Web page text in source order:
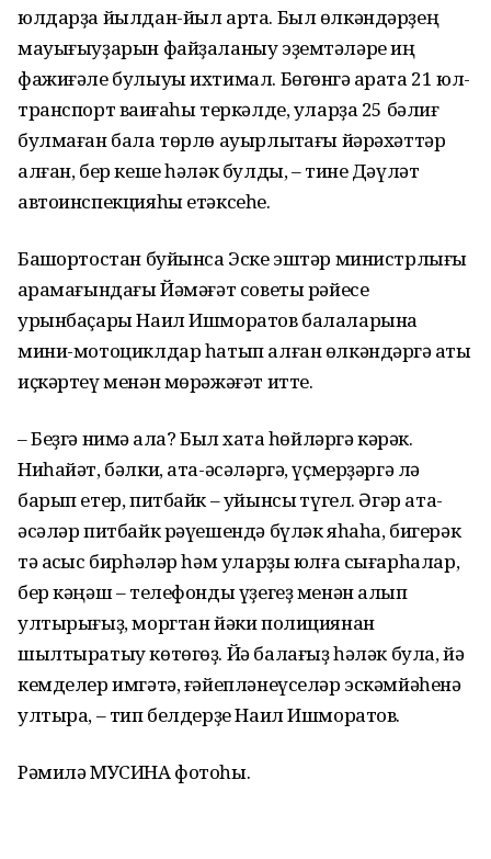
юлдарҙа йылдан-йыл арта. Был өлкәндәрҙең
мауығыуҙарын файҙаланыу эҙемтәләреиң
фажиғәлебулыуыихтимал. Бөгөнгә ҡарата 21 юл-
транспорт ваҡиғаһы теркәлде, уларҙа 25 бәлиғ
булмаған бала төрлө ауырлыҡтағы йәрәхәттәр
алған, бер кеше һәләк булды, – тине Дәүләт
автоинспекцияһы етәксеһе.
Башҡортостан буйынса Эске эштәр министрлығы
ҡарамағындағы Йәмәғәт советы рәйесе
урынбаҫары Наил Ишморатов балаларына
мини-мотоциклдар һатып алған өлкәндәргә ҡаты
иҫкәртеү менән мөрәжәғәт итте.
–Беҙгә нимәҡала?Былхаҡта һөйләргә кәрәк.
Ниһайәт, бәлки, ата-әсәләргә, үҫмерҙәргә лә
барып етер, питбайк – уйынсыҡ түгел. Әгәр ата-
әсәләр питбайк рәүешендә бүләк яһаһа, бигерәк
тә асҡыс бирһәләр һәм уларҙы юлға сығарһалар,
бер кәңәш – телефонды үҙегеҙ менән алып
ултырығыҙ, моргтан йәки полициянан
шылтыратыу көтөгөҙ. Йәбалағыҙһәләк була, йә
кемделер имгәтә, ғәйепләнеүселәр эскәмйәһенә
ултыра, – тип белдерҙе Наил Ишморатов.
Рәмилә МУСИНА фотоһы.